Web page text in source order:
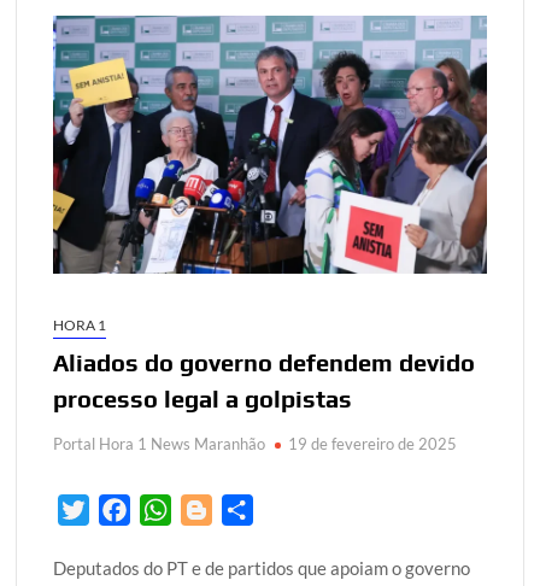
HORA 1
Aliados do governo defendem devido
processo legal a golpistas
Portal Hora 1 News Maranhão 19 de fevereiro de 2025
i
c
W
a
o
a
Deputados do PT e de partidos que apoiam o governo